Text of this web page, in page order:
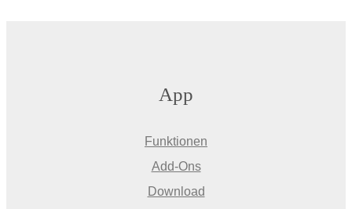
App
Funktionen
Add-Ons
Download